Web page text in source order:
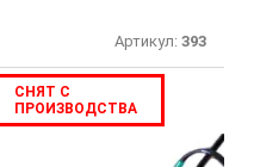
Артикул: 393
СНЯТ С
ПРОИЗВОДСТВА